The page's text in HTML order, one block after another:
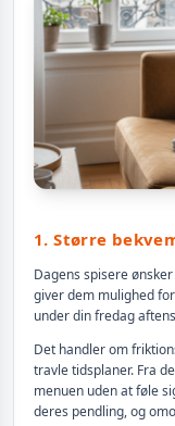
1. Større
Dagens spisere
giver dem mulighed
under din fredag
Det handler om
travle tidsplaner. Fra
menuen uden at føle
deres pendling, og